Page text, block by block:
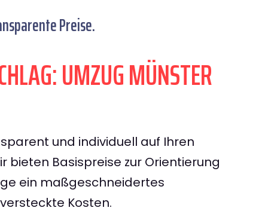
Preise.
UMZUG MÜNSTER
und individuell auf Ihren
bieten Basispreise zur Orientierung
ein maßgeschneidertes
Kosten.